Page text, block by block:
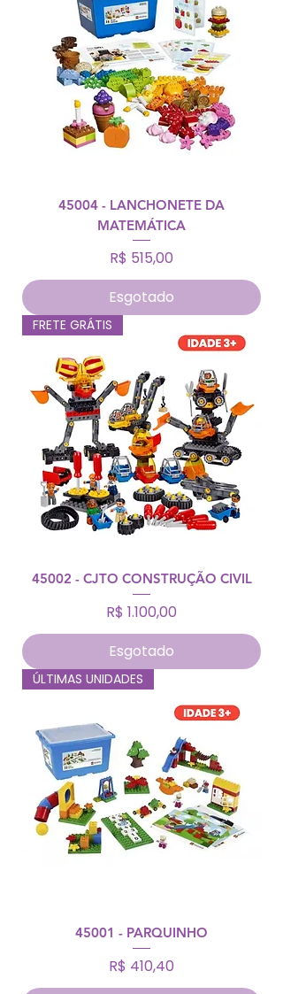
45004 - LANCHONETE DA
MATEMÁTICA
Preço
R$ 515,00
Esgotado
FRETE GRÁTIS
45002 - CJTO CONSTRUÇÃO CIVIL
Preço
R$ 1.100,00
Esgotado
ÚLTIMAS UNIDADES
45001 - PARQUINHO
Preço
R$ 410,40